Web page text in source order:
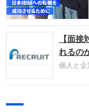
【面
れるの
個人と企
やこれ